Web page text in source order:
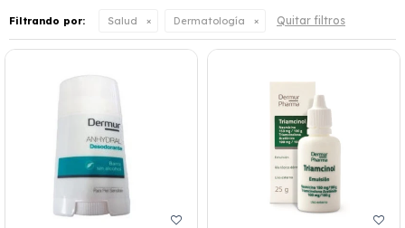
Filtrando por: Salud Dermatología Quitar filtros